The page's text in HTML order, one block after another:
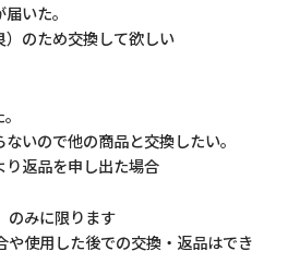
いた。
のため交換して欲しい
いので他の商品と交換したい。
返品を申し出た場合
みに限ります
使用した後での交換・返品はでき